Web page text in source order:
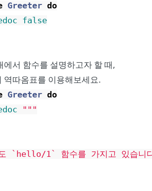
Greeter do
false
에서 함수를 설명하고자 할 때,
역따옴표를 이용해보세요.
Greeter do
"""
`hello/1` 함수를 가지고 있습니